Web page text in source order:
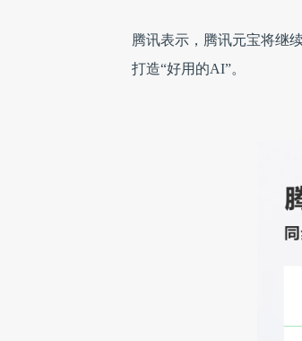
腾讯表示，腾讯元宝将继
打造“好用的AI”。